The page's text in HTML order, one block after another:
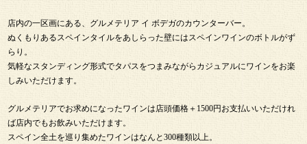
店内の一区画にある、グルメテリア イ ボデガのカウンターバー。
ぬくもりあるスペインタイルをあしらった壁にはスペインワインのボトルがず
らり。
気軽なスタンディング形式でタパスをつまみながらカジュアルにワインをお楽
しみいただけます。
グルメテリアでお求めになったワインは店頭価格＋1500円お支払いいただけれ
ば店内でもお飲みいただけます。
スペイン全土を巡り集めたワインはなんと300種類以上。